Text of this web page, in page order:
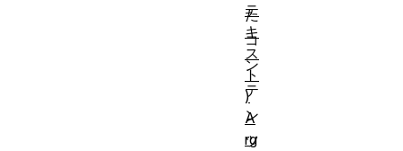
た
コ
ン
テ
ン
ツ
テ
キ
ス
ト
)
A
rg